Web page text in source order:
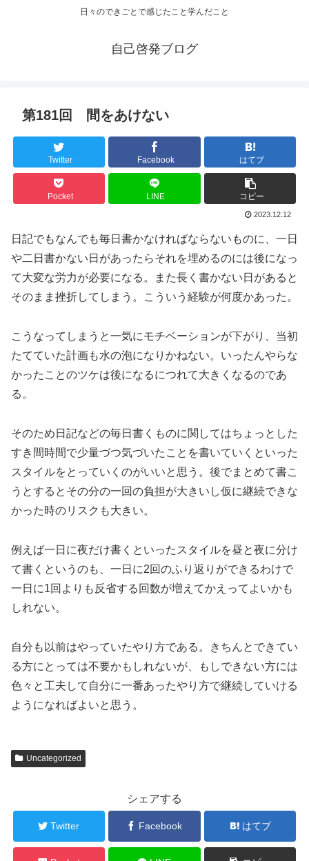
日々のできごとで感じたこと学んだこと
自己啓発ブログ
第181回 間をあけない
Twitter Facebook はてブ
Pocket LINE コピー
2023.12.12
日記でもなんでも毎日書かなければならないものに、一日
や二日書かない日があったらそれを埋めるのには後になっ
て大変な労力が必要になる。また長く書かない日があると
そのまま挫折してしまう。こういう経験が何度かあった。
こうなってしまうと一気にモチベーションが下がり、当初
たてていた計画も水の泡になりかねない。いったんやらな
かったことのツケは後になるにつれて大きくなるのであ
る。
そのため日記などの毎日書くものに関してはちょっとした
すき間時間で少量づつ気づいたことを書いていくといった
スタイルをとっていくのがいいと思う。後でまとめて書こ
うとするとその分の一回の負担が大きいし仮に継続できな
かった時のリスクも大きい。
例えば一日に夜だけ書くといったスタイルを昼と夜に分け
て書くというのも、一日に2回のふり返りができるわけで
一日に1回よりも反省する回数が増えてかえってよいかも
しれない。
自分も以前はやっていたやり方である。きちんとできてい
る方にとっては不要かもしれないが、もしできない方には
色々と工夫して自分に一番あったやり方で継続していける
ようになればよいと思う。
Uncategorized
シェアする
Twitter Facebook はてブ